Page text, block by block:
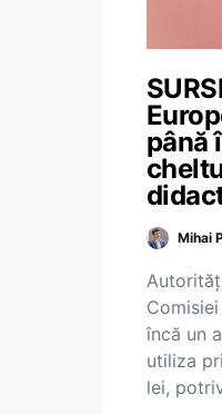
până
Mihai
încă un
utiliza
lei,